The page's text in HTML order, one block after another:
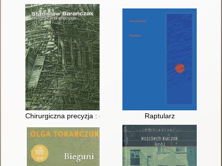
Chirurgiczna precyzja : elegie i piosenki z lat 1995-1997
Raptularz